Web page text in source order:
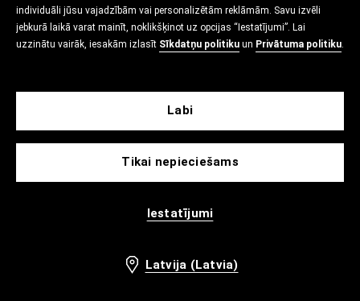
individuāli jūsu vajadzībām vai personalizētām reklāmām. Savu izvēli
jebkurā laikā varat mainīt, noklikšķinot uz opcijas “Iestatījumi”. Lai
uzzinātu vairāk, iesakām izlasīt Sīkdatņu politiku un Privātuma politiku.
Tikai nepieciešams
Iestatījumi
Labi
Latvija (Latvia)